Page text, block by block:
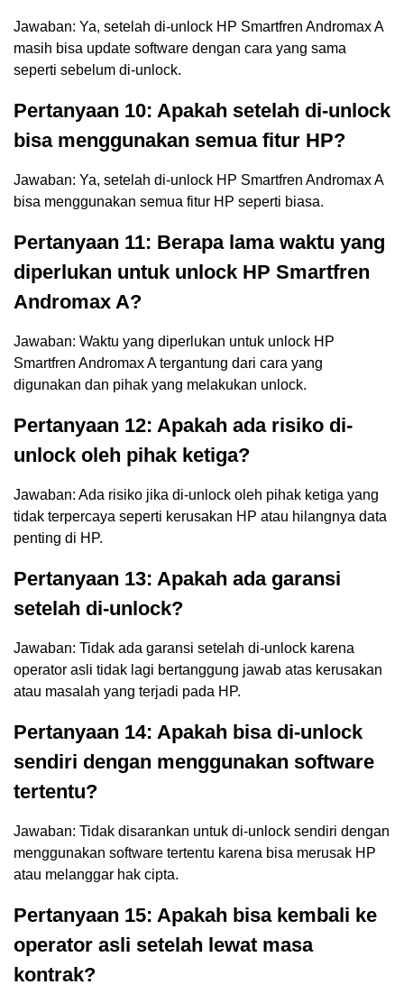
Jawaban: Ya, setelah di-unlock HP Smartfren Andromax A
masih bisa update software dengan cara yang sama
seperti sebelum di-unlock.
Pertanyaan 10: Apakah setelah di-unlock
bisa menggunakan semua fitur HP?
Jawaban: Ya, setelah di-unlock HP Smartfren Andromax A
bisa menggunakan semua fitur HP seperti biasa.
Pertanyaan 11: Berapa lama waktu yang
diperlukan untuk unlock HP Smartfren
Andromax A?
Jawaban: Waktu yang diperlukan untuk unlock HP
Smartfren Andromax A tergantung dari cara yang
digunakan dan pihak yang melakukan unlock.
Pertanyaan 12: Apakah ada risiko di-
unlock oleh pihak ketiga?
Jawaban: Ada risiko jika di-unlock oleh pihak ketiga yang
tidak terpercaya seperti kerusakan HP atau hilangnya data
penting di HP.
Pertanyaan 13: Apakah ada garansi
setelah di-unlock?
Jawaban: Tidak ada garansi setelah di-unlock karena
operator asli tidak lagi bertanggung jawab atas kerusakan
atau masalah yang terjadi pada HP.
Pertanyaan 14: Apakah bisa di-unlock
sendiri dengan menggunakan software
tertentu?
Jawaban: Tidak disarankan untuk di-unlock sendiri dengan
menggunakan software tertentu karena bisa merusak HP
atau melanggar hak cipta.
Pertanyaan 15: Apakah bisa kembali ke
operator asli setelah lewat masa
kontrak?